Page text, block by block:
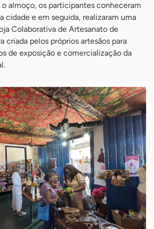
o almoço, os participantes conheceram
cidade e em seguida, realizaram uma
Colaborativa de Artesanato de
criada pelos próprios artesãos para
de exposição e comercialização da